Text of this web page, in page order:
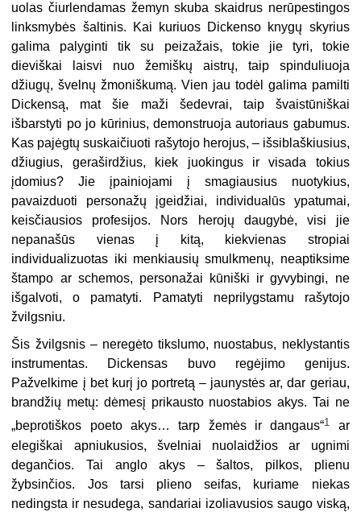
uolas čiurlendamas žemyn skuba skaidrus nerūpestingos
linksmybės šaltinis. Kai kuriuos Dickenso knygų skyrius
galima palyginti tik su peizažais, tokie jie tyri, tokie
dieviškai laisvi nuo žemiškų aistrų, taip spinduliuoja
džiugų, švelnų žmoniškumą. Vien jau todėl galima pamilti
Dickensą, mat šie maži šedevrai, taip švaistūniškai
išbarstyti po jo kūrinius, demonstruoja autoriaus gabumus.
Kas pajėgtų suskaičiuoti rašytojo herojus, – išsiblaškiusius,
džiugius, geraširdžius, kiek juokingus ir visada tokius
įdomius? Jie įpainiojami į smagiausius nuotykius,
pavaizduoti personažų įgeidžiai, individualūs ypatumai,
keisčiausios profesijos. Nors herojų daugybė, visi jie
nepanašūs vienas į kitą, kiekvienas stropiai
individualizuotas iki menkiausių smulkmenų, neaptiksime
štampo ar schemos, personažai kūniški ir gyvybingi, ne
išgalvoti, o pamatyti. Pamatyti neprilygstamu rašytojo
žvilgsniu.
Šis žvilgsnis – neregėto tikslumo, nuostabus, neklystantis
instrumentas. Dickensas buvo regėjimo genijus.
Pažvelkime į bet kurį jo portretą – jaunystės ar, dar geriau,
brandžių metų: dėmesį prikausto nuostabios akys. Tai ne
„beprotiškos poeto akys… tarp žemės ir dangaus“1
ar
elegiškai apniukusios, švelniai nuolaidžios ar ugnimi
degančios. Tai anglo akys – šaltos, pilkos, plienu
žybsinčios. Jos tarsi plieno seifas, kuriame niekas
nedingsta ir nesudega, sandariai izoliavusios saugo viską,